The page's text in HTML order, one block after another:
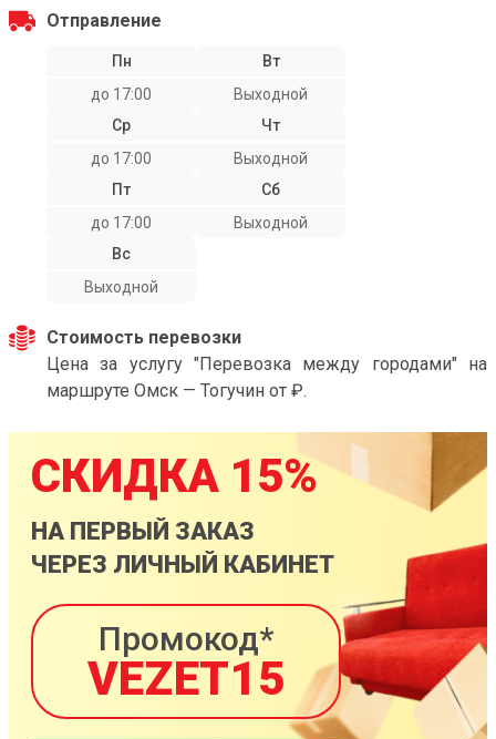
Отправление
Пн
до 17:00
Вт
Выходной
Ср
до 17:00
Чт
Выходной
Пт
до 17:00
Сб
Выходной
Вс
Выходной
Стоимость перевозки
Цена за услугу "Перевозка между городами" на
маршруте Омск — Тогучин от ₽.
СКИДКА 15%
НА ПЕРВЫЙ ЗАКАЗ
ЧЕРЕЗ ЛИЧНЫЙ КАБИНЕТ
Промокод*
VEZET15